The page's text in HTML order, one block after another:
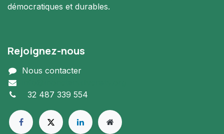
démocratiques et durables.
Rejoignez-nous
Nous contacter
32 487 339 554